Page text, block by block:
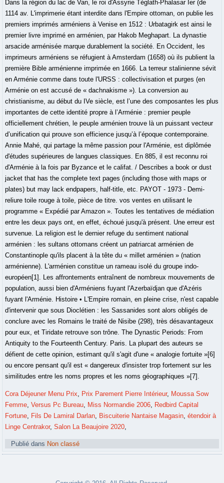
Cora Déjeuner Menu Prix, Prix Parement Pierre Intérieur, Moussa Sow
Femme,Versus Pc Bureau, Miss Normandie 2006, Redbird Capital
Fortune, Fils De Lamiral Darlan, Biscuiterie Nantaise Magasin,étendoir à
Linge Centrakor,Salon La Beaujoire 2020,
Publié dans Non classé